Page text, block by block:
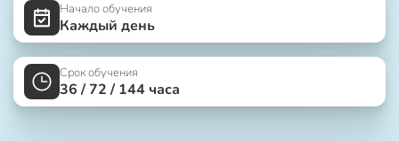
Начало обучения
Каждый день
Срок обучения
36 / 72 / 144 часа